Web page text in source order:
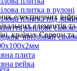
плитка в рулоні
плитка під
вінілове
вініловий
плита
рейка
електричних
елементів
країнах Європи